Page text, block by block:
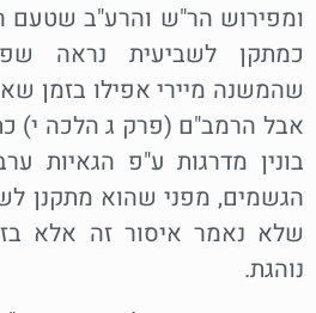
ומפירוש הר"ש והרע"ב שטעם
כמתקן לשביעית נראה
שהמשנה מיירי אפילו בזמן
אבל הרמב"ם (פרק ג הלכה י)
בונין מדרגות ע"פ הגאיות
הגשמים, מפני שהוא מתקנן
שלא נאמר איסור זה אלא
נוהגת.